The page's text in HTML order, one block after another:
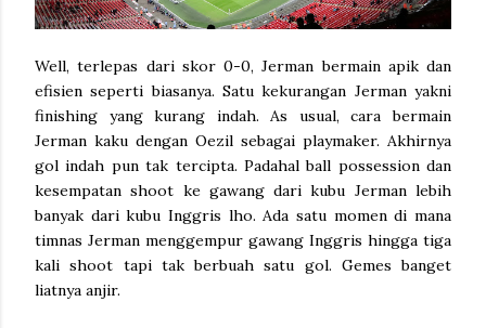
Well, terlepas dari skor 0-0, Jerman bermain apik dan
efisien seperti biasanya. Satu kekurangan Jerman yakni
finishing yang kurang indah. As usual, cara bermain
Jerman kaku dengan Oezil sebagai playmaker. Akhirnya
gol indah pun tak tercipta. Padahal ball possession dan
kesempatan shoot ke gawang dari kubu Jerman lebih
banyak dari kubu Inggris lho. Ada satu momen di mana
timnas Jerman menggempur gawang Inggris hingga tiga
kali shoot tapi tak berbuah satu gol. Gemes banget
liatnya anjir.